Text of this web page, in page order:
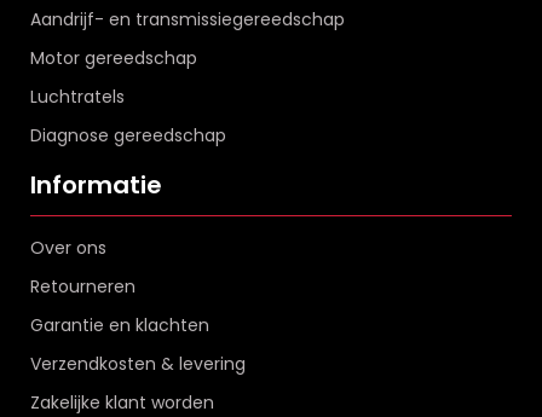
Aandrijf- en transmissiegereedschap
Motor gereedschap
Luchtratels
Diagnose gereedschap
Informatie
Over ons
Retourneren
Garantie en klachten
Verzendkosten & levering
Zakelijke klant worden